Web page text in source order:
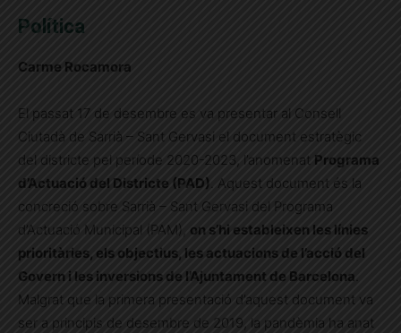
Política
Carme Rocamora
El passat 17 de desembre es va presentar al Consell
Ciutadà de Sarrià – Sant Gervasi el document estratègic
del districte pel període 2020-2023, l’anomenat Programa
d’Actuació del Districte (PAD). Aquest document és la
concreció sobre Sarrià – Sant Gervasi del Programa
d’Actuació Municipal (PAM), on s’hi estableixen les línies
prioritàries, els objectius, les actuacions de l’acció del
Govern i les inversions de l’Ajuntament de Barcelona.
Malgrat que la primera presentació d’aquest document va
ser a principis de desembre de 2019, la pandèmia ha anat